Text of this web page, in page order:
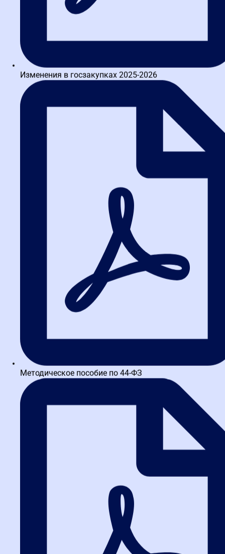
Карьерные перспективы и
Понимание ответственности открывает двери к новым
карьерным высотам. Вы становитесь незаменимым экспертом,
востребованным как в государственных учреждениях, так и в
крупных коммерческих компаниях, работающих по 223-ФЗ. Это
знание — основа для:
Повышения в должности до руководителя контрактной
Успешного прохождения любых проверок (ФАС,
собственного бизнеса в сфере тендерного сопровождения.
планирования до исполнения контракта.
Для тех, кто только начинает путь в этой сфере, мы рекомендуем
наш базовый курс обучение госзакупкам с нуля, который
создает прочный фундамент для последующего углубленного
изучения специализированных тем, таких как ответственность.
Практические лайфхаки: как
снизить риски уже сегодня
Пока вы проходите обучение, вот несколько простых, но
эффективных приемов, которые помогут избежать типовых
Чек-лист перед публикацией.
проект контракта. Проверяйте по нему каждую закупку.
работает несколько человек, настройте систему
взаимопроверки. Один готовит документы, второй
проверяет. Это снижает риск пропустить ошибку.
Архивация переписки.
Сохраняйте всю переписку с
поставщиками, включая запросы разъяснений. В случае
спора это станет вашим доказательством
Не пишите документацию с
нуля каждый раз. Используйте проверенные шаблоны,
адаптируя их под конкретную закупку. Это минимизирует
Обязательно отрабатывайте полученные знания на практике.
навыки составления документов и проведения процедур до
автоматизма. Это минимизирует человеческий фактор —
FAQ: Ответы на частые вопросы
об ответственности заказчика
Изменения в госзакупках 2025-2026
Методическое пособие по 44-ФЗ